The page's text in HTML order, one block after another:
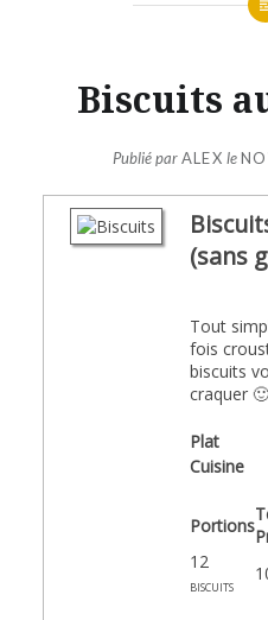
Biscuits
Publié parALEX le
(sans
Tout
fois
biscuits
craquer 🙂
Plat
Cuisine
Portions
12
biscuits